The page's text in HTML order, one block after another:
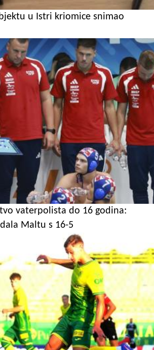
u Istri kriomice snimao
vaterpolista do 16 godina:
Maltu s 16-5